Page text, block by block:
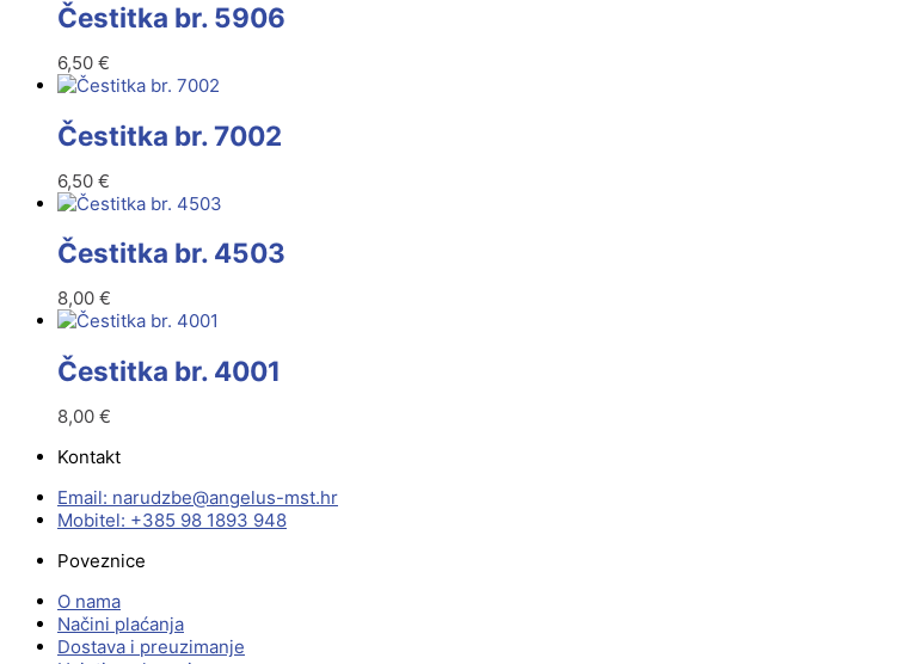
Čestitka br. 5906
6,50 €
Čestitka br. 7002
6,50 €
Čestitka br. 4503
8,00 €
Čestitka br. 4001
8,00 €
Kontakt
Email:
rh.tsm-sulegna
@ebzduran
Mobitel: +385 98 1893 948
Poveznice
O nama
Načini plaćanja
Dostava i preuzimanje